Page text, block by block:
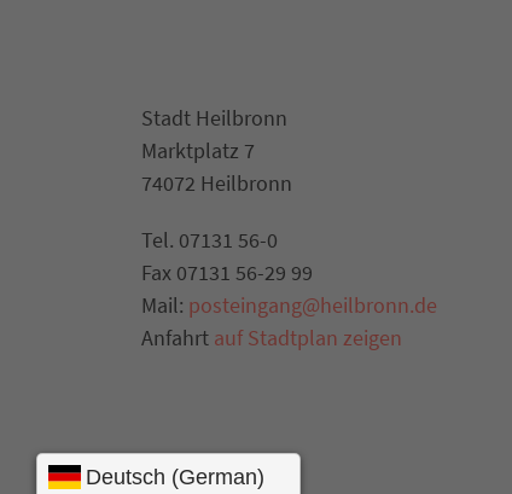
Stadt Heilbronn
Marktplatz 7
74072 Heilbronn
Tel. 07131 56-0
Fax 07131 56-29 99
Mail: posteingang@heilbronn.de
Anfahrt auf Stadtplan zeigen